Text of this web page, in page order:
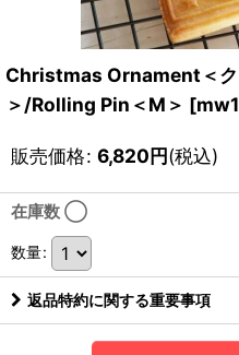
Christmas Ornament＜ク
＞/Rolling Pin＜M＞ [
販売価格: 6,820円(税込)
在庫数 ◯
数量:
返品特約に関する重要事項